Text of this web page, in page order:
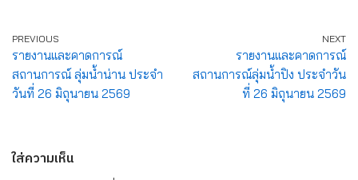
PREVIOUS
รายงานและคาดการณ์
สถานการณ์ ลุ่มน้ำน่าน ประจำ
วันที่ 26 มิถุนายน 2569
NEXT
รายงานและคาดการณ์
สถานการณ์ลุ่มน้ำปิง ประจำวัน
ที่ 26 มิถุนายน 2569
ใส่ความเห็น